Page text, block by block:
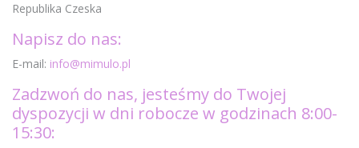
Republika Czeska
Napisz do nas:
E-mail: info@mimulo.pl
Zadzwoń do nas, jesteśmy do Twojej
dyspozycji w dni robocze w godzinach 8:00-
15:30: